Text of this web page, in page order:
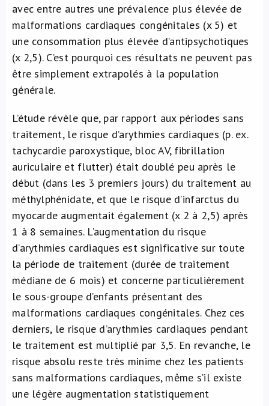
avec entre autres une prévalence plus élevée de
malformations cardiaques congénitales (x 5) et
une consommation plus élevée d’antipsychotiques
(x 2,5). C’est pourquoi ces résultats ne peuvent pas
être simplement extrapolés à la population
générale.
L’étude révèle que, par rapport aux périodes sans
traitement, le risque d’arythmies cardiaques (p. ex.
tachycardie paroxystique, bloc AV, fibrillation
auriculaire et flutter) était doublé peu après le
début (dans les 3 premiers jours) du traitement au
méthylphénidate, et que le risque d’infarctus du
myocarde augmentait également (x 2 à 2,5) après
1 à 8 semaines. L’augmentation du risque
d’arythmies cardiaques est significative sur toute
la période de traitement (durée de traitement
médiane de 6 mois) et concerne particulièrement
le sous-groupe d’enfants présentant des
malformations cardiaques congénitales. Chez ces
derniers, le risque d’arythmies cardiaques pendant
le traitement est multiplié par 3,5. En revanche, le
risque absolu reste très minime chez les patients
sans malformations cardiaques, même s’il existe
une légère augmentation statistiquement